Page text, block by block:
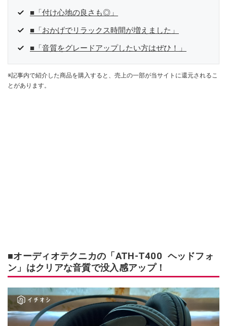
■「付け心地の良さも◎」
■「おかげでリラックス時間が増えました」
■「音質をグレードアップしたい方はぜひ！」
※記事内で紹介した商品を購入すると、売上の一部が当サイトに還元されるこ
とがあります。
■オーディオテクニカの「ATH-T400 ヘッドフォ
ン」はクリアな音質で没入感アップ！